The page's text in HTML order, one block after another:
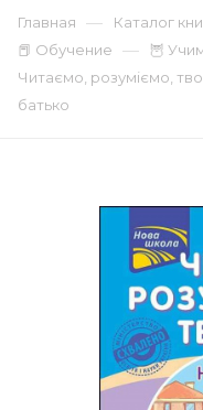
Главная — Каталог
📕 Обучение — 🦉
Читаємо, розуміємо,
батько